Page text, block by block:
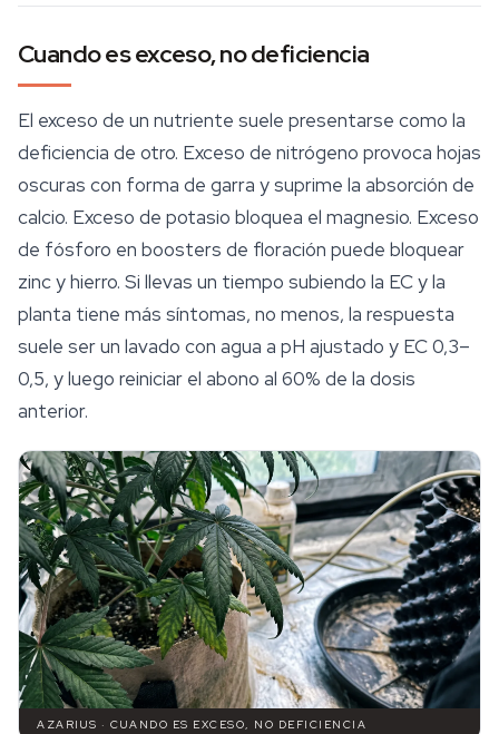
Cuando es exceso, no deficiencia
El exceso de un nutriente suele presentarse como la
deficiencia de otro. Exceso de nitrógeno provoca hojas
oscuras con forma de garra y suprime la absorción de
calcio. Exceso de potasio bloquea el magnesio. Exceso
de fósforo en boosters de floración puede bloquear
zinc y hierro. Si llevas un tiempo subiendo la EC y la
planta tiene más síntomas, no menos, la respuesta
suele ser un lavado con agua a pH ajustado y EC 0,3–
0,5, y luego reiniciar el abono al 60% de la dosis
anterior.
AZARIUS · CUANDO ES EXCESO, NO DEFICIENCIA